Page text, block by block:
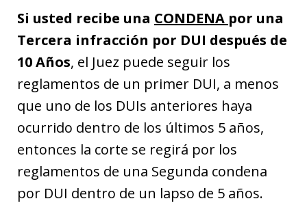
Si usted recibe una CONDENA por una
Tercera infracción por DUI después de
10 Años, el Juez puede seguir los
reglamentos de un primer DUI, a menos
que uno de los DUIs anteriores haya
ocurrido dentro de los últimos 5 años,
entonces la corte se regirá por los
reglamentos de una Segunda condena
por DUI dentro de un lapso de 5 años.